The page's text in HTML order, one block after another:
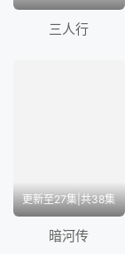
然而，当吴楚
为了大义，他
三人行
更新至27集|共38集
暗河传